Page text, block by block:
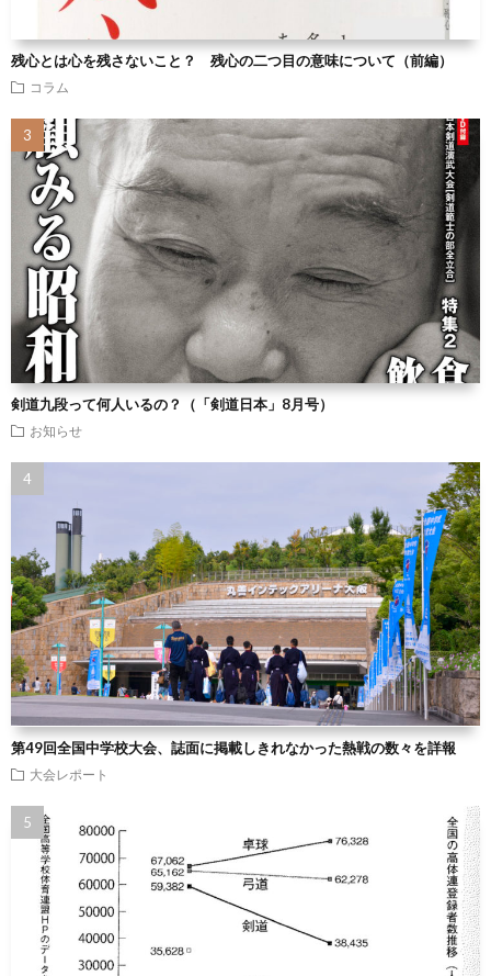
残心とは心を残さないこと？ 残心の二つ目の意味について（前編）
コラム
剣道九段って何人いるの？（「剣道日本」8月号）
お知らせ
第49回全国中学校大会、誌面に掲載しきれなかった熱戦の数々を詳報
大会レポート